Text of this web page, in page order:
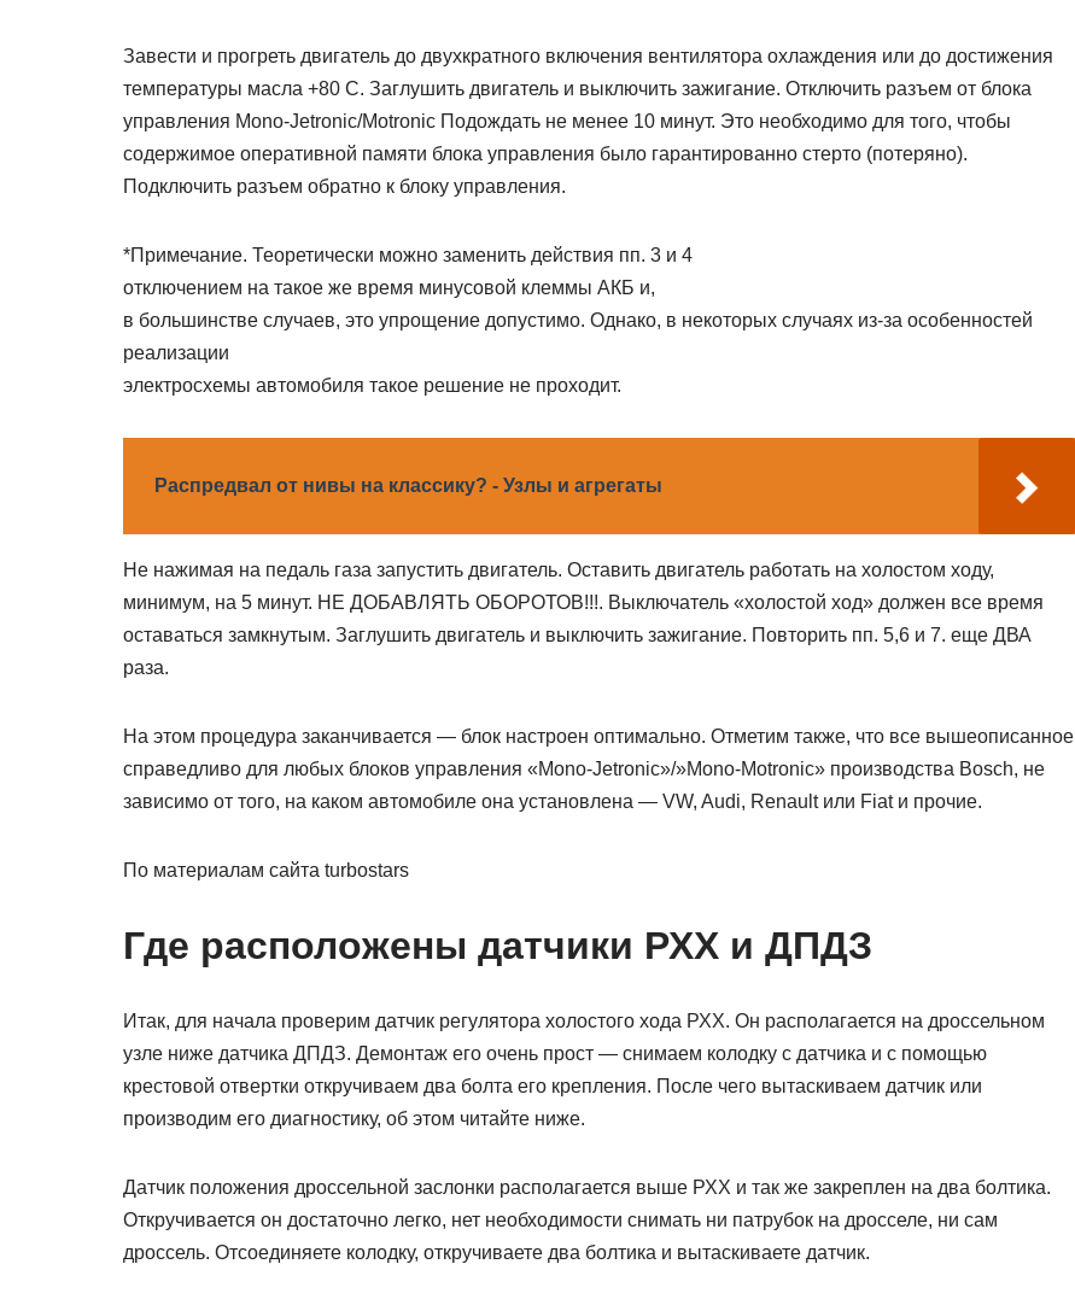
Завести и прогреть двигатель до двухкратного включения вентилятора охлаждения или до достижения
температуры масла +80 С. Заглушить двигатель и выключить зажигание. Отключить разъем от блока
управления Mono-Jetronic/Motronic Подождать не менее 10 минут. Это необходимо для того, чтобы
содержимое оперативной памяти блока управления было гарантированно стерто (потеряно).
Подключить разъем обратно к блоку управления.
*Примечание. Теоретически можно заменить действия пп. 3 и 4
отключением на такое же время минусовой клеммы АКБ и,
в большинстве случаев, это упрощение допустимо. Однако, в некоторых случаях из-за особенностей
реализации
электросхемы автомобиля такое решение не проходит.
Распредвал от нивы на классику? - Узлы и агрегаты
Не нажимая на педаль газа запустить двигатель. Оставить двигатель работать на холостом ходу,
минимум, на 5 минут. НЕ ДОБАВЛЯТЬ ОБОРОТОВ!!!. Выключатель «холостой ход» должен все время
оставаться замкнутым. Заглушить двигатель и выключить зажигание. Повторить пп. 5,6 и 7. еще ДВА
раза.
На этом процедура заканчивается — блок настроен оптимально. Отметим также, что все вышеописанное
справедливо для любых блоков управления «Mono-Jetronic»/»Mono-Motronic» производства Bosch, не
зависимо от того, на каком автомобиле она установлена — VW, Audi, Renault или Fiat и прочие.
По материалам сайта turbostars
Где расположены датчики РХХ и ДПДЗ
Итак, для начала проверим датчик регулятора холостого хода РХХ. Он располагается на дроссельном
узле ниже датчика ДПДЗ. Демонтаж его очень прост — снимаем колодку с датчика и с помощью
крестовой отвертки откручиваем два болта его крепления. После чего вытаскиваем датчик или
производим его диагностику, об этом читайте ниже.
Датчик положения дроссельной заслонки располагается выше РХХ и так же закреплен на два болтика.
Откручивается он достаточно легко, нет необходимости снимать ни патрубок на дросселе, ни сам
дроссель. Отсоединяете колодку, откручиваете два болтика и вытаскиваете датчик.